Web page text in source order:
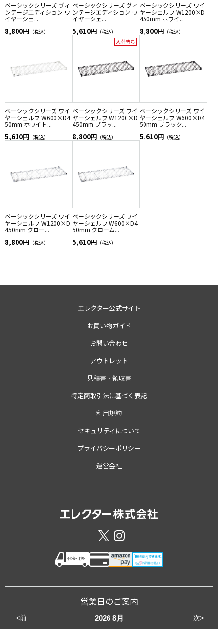
ベーシックシリーズ ヴィ
ンテージエディション ワ
イヤーシェ...
8,800円 （税込）
ベーシックシリーズ ヴィ
ンテージエディション ワ
イヤーシェ...
5,610円（税込）
ベーシックシリーズ ワイ
ヤーシェルフ W1200×D
450mm ホワイ...
8,800円 （税込）
ベーシックシリーズ ワイ
ヤーシェルフ W600×D4
50mm ホワイト...
5,610円 （税込）
入荷待ち
ベーシックシリーズ ワイ
ヤーシェルフ W1200×D
450mm ブラッ...
8,800円（税込）
ベーシックシリーズ ワイ
ヤーシェルフ W600×D4
50mm ブラック...
5,610円 （税込）
ベーシックシリーズ ワイ
ヤーシェルフ W1200×D
450mm クロー...
8,800円 （税込）
ベーシックシリーズ ワイ
ヤーシェルフ W600×D4
50mm クローム...
5,610円（税込）
エレクター公式サイト
お買い物ガイド
お問い合わせ
アウトレット
見積書・領収書
特定商取引法に基づく表記
利用規約
セキュリティについて
プライバシーポリシー
運営会社
営業日のご案内
<前 次>
2026 8月